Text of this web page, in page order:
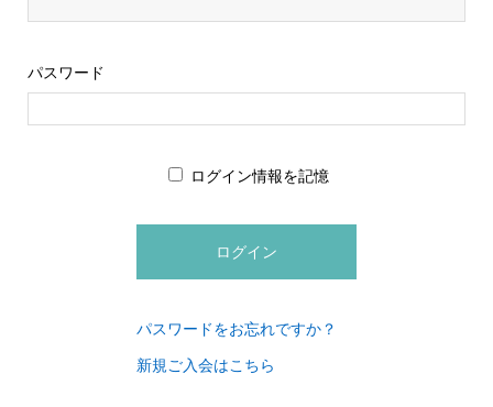
パスワード
ログイン情報を記憶
パスワードをお忘れですか？
新規ご入会はこちら